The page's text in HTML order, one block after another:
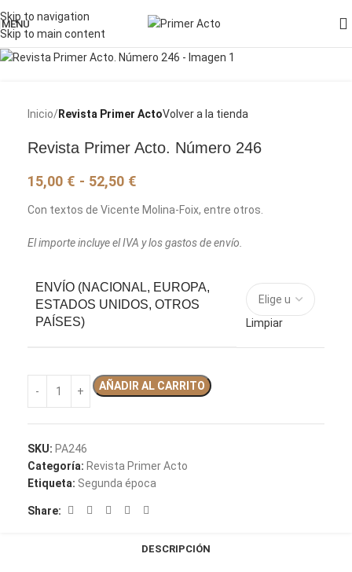
Skip to navigation
Skip to main content
MENU
Inicio Revista Primer ActoVolver a la tienda
Revista Primer Acto. Número 246
15,00 € - 52,50 €
Con textos de Vicente Molina-Foix, entre otros.
El importe incluye el IVA y los gastos de envío.
ENVÍO (NACIONAL, EUROPA,
ESTADOS UNIDOS, OTROS
PAÍSES)
Limpiar
AÑADIR AL CARRITO
SKU: PA246
Categoría: Revista Primer Acto
Etiqueta: Segunda época
Share:
DESCRIPCIÓN